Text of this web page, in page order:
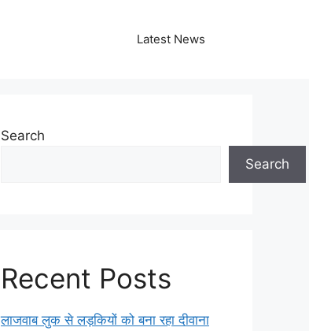
Latest News
Search
Search
Recent Posts
लाजवाब लुक से लड़कियों को बना रहा दीवाना